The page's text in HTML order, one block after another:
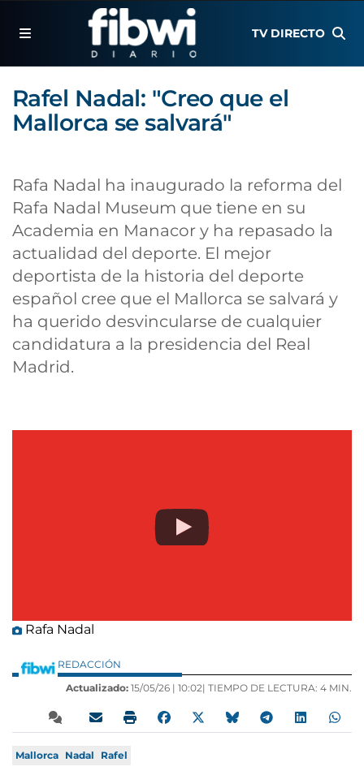
TV DIRECTO
Rafel Nadal: "Creo que el
Mallorca se salvará"
Rafa Nadal ha inaugurado la reforma del
Rafa Nadal Museum que tiene en su
Academia en Manacor y ha repasado la
actualidad del deporte. El mejor
deportista de la historia del deporte
español cree que el Mallorca se salvará y
ha querido desvincularse de cualquier
candidatura a la presidencia del Real
Madrid.
Rafa Nadal
REDACCIÓN
Actualizado: 15/05/26 | 10:02| TIEMPO DE LECTURA: 4 MIN.
Mallorca Nadal Rafel